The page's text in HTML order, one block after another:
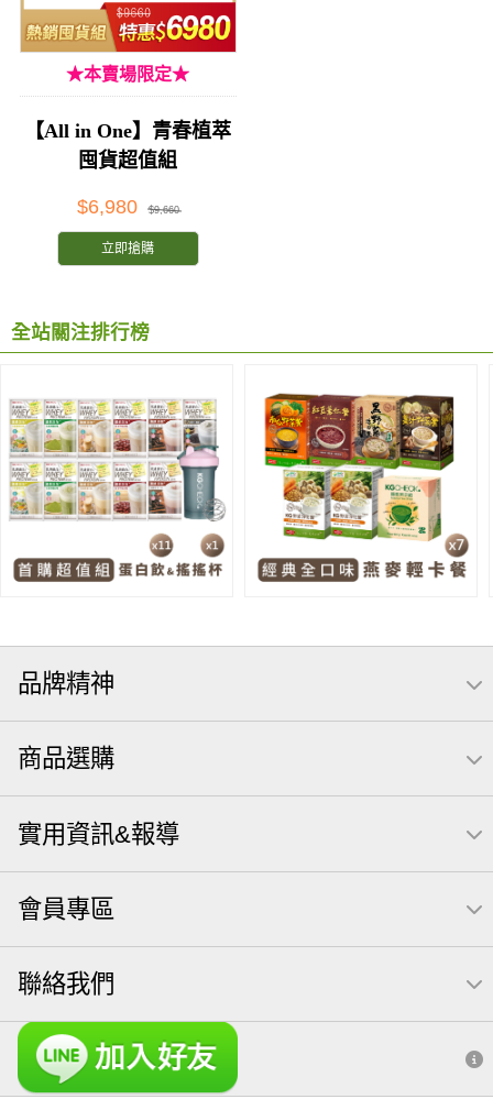
★本賣場限定★
【All in One】青春植萃
囤貨超值組
$6,980 $9,660
立即搶購
全站關注排行榜
品牌精神
商品選購
實用資訊&報導
會員專區
聯絡我們